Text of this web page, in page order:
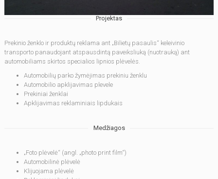
Projektas
Prekinio ženklo ir produktų reklama ant „Bilietų pasaulis“ keleivinio
transporto panaudojant atspausdintą paveiksliuką (nuotrauką) ant
automobiliams skirtos specialios lipnios plėvelės.
Automobilių parko žymėjimas prekiniu ženklu
Automobilio apklijavimas plevele
Prekiniai ženklai
Apklijavimas reklaminiais lipdukais
Medžiagos
„Foto plėvelė“ (angl. „photo print film“)
Automobilinė plėvelė
Klijuojama plėvelė